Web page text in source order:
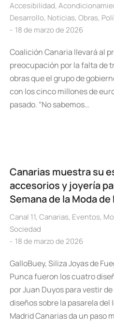
Accesibilidad,
Desarrollo, Noticias, Obras,
18 de marzo de 2026
Coalición Canaria llevará al
preocupación por la falta de
obras que el grupo de
con los cinco millones de
pasado. “No sabemos…
Canarias muestra su
accesorios y joyería
Semana de la Moda de
Canal 11, Canarias, Eventos,
Sociedad
18 de marzo de 2026
GalloBuey, Siliza Joyas de
Punca fueron los cuatro
por Juan Duyos para vestir
diseños sobre la pasarela
Madrid Canarias da un paso